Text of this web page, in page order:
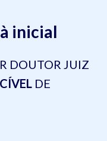
inicial
DOUTOR JUIZ
DE